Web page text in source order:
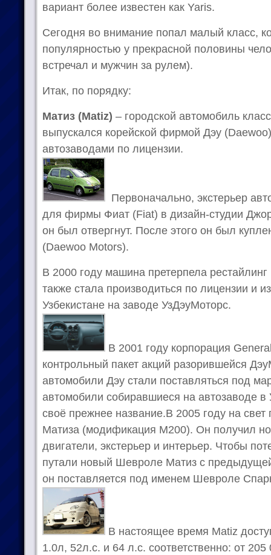
вариант более известен как Yaris.
Сегодня во внимание попал малый класс,
популярностью у прекрасной половины
встречал и мужчин за рулем).
Итак, по порядку:
Матиз (Matiz) – городской автомобиль
выпускался корейской фирмой Дэу
автозаводами по лицензии.
Первоначально, экстерьер
для фирмы Фиат (Fiat) в дизайн-студии
он был отвергнут. После этого он был
(Daewoo Motors).
В 2000 году машина претерпела
также стала производиться по лицензии и
Узбекистане на заводе УзДэуМоторс.
В 2001 году корпорация
контрольный пакет акций разорившейся
автомобили Дэу стали поставляться под
автомобили собиравшиеся на автозаводе в
своё прежнее название.В 2005 году на
Матиза (модификация M200). Он получил
двигатели, экстерьер и интерьер. Чтобы
путали новый Шевроле Матиз с
он поставляется под именем Шевроле
В настоящее время Matiz
1.0л, 52л.с. и 64 л.с. соответственно: от